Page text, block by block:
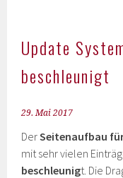
Update
beschleunigt
29. Mai 2017
DerSeitenaufbau
mit sehr vielen
beschleunigt. Die